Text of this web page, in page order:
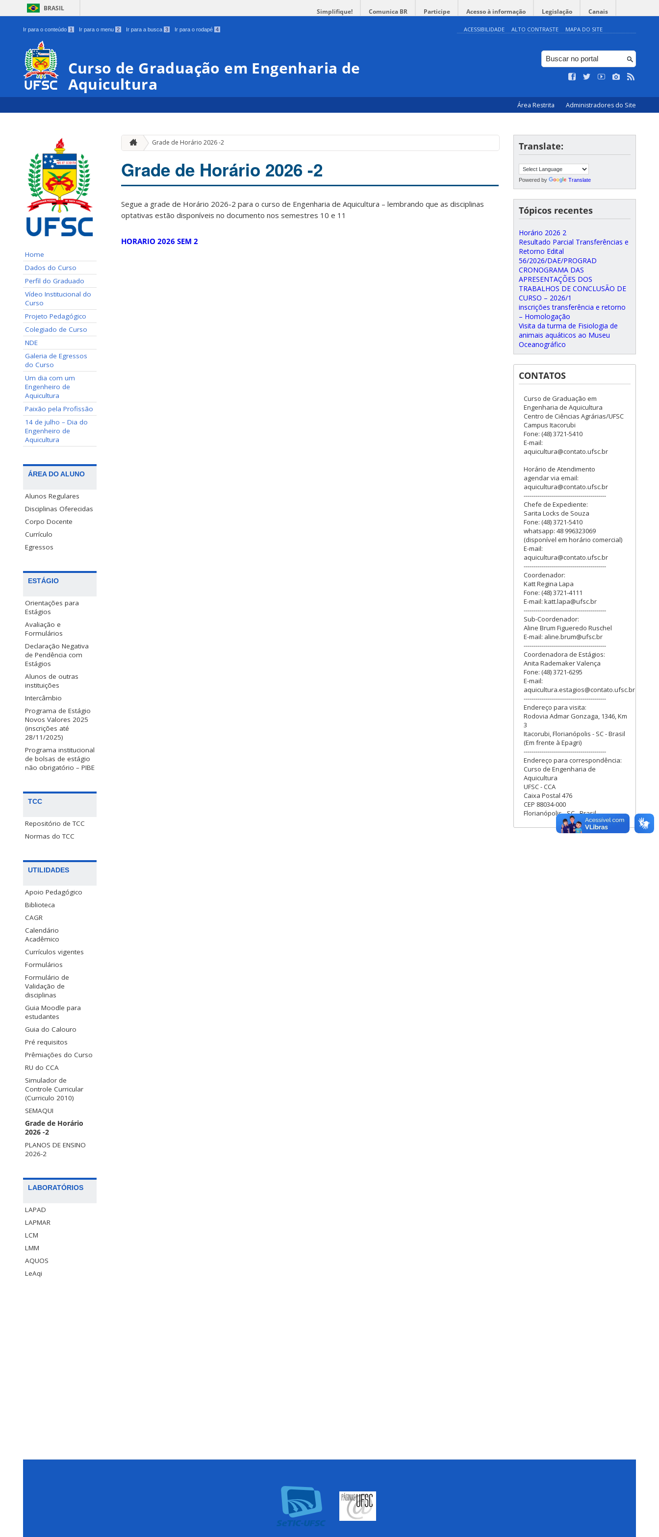
BRASIL Simplifique! Comunica BR Participe Acesso à informação Legislação Canais
Ir para o conteúdo 1 Ir para o menu 2 Ir para a busca 3 Ir para o rodapé 4 ACESSIBILIDADE ALTO CONTRASTE MAPA DO SITE
Curso de Graduação em Engenharia de
Aquicultura
Área Restrita Administradores do Site
Home
Dados do Curso
Perfil do Graduado
Vídeo Institucional do
Curso
Projeto Pedagógico
Colegiado de Curso
NDE
Galeria de Egressos
do Curso
Um dia com um
Engenheiro de
Aquicultura
Paixão pela Profissão
14 de julho – Dia do
Engenheiro de
Aquicultura
ÁREA DO ALUNO
Alunos Regulares
Disciplinas Oferecidas
Corpo Docente
Currículo
Egressos
ESTÁGIO
Orientações para
Estágios
Avaliação e
Formulários
Declaração Negativa
de Pendência com
Estágios
Alunos de outras
instituições
Intercâmbio
Programa de Estágio
Novos Valores 2025
(inscrições até
28/11/2025)
Programa institucional
de bolsas de estágio
não obrigatório – PIBE
TCC
Repositório de TCC
Normas do TCC
UTILIDADES
Apoio Pedagógico
Biblioteca
CAGR
Calendário
Acadêmico
Currículos vigentes
Formulários
Formulário de
Validação de
disciplinas
Guia Moodle para
estudantes
Guia do Calouro
Pré requisitos
Prêmiações do Curso
RU do CCA
Simulador de
Controle Curricular
(Curriculo 2010)
SEMAQUI
Grade de Horário
2026 -2
PLANOS DE ENSINO
2026-2
LABORATÓRIOS
LAPAD
LAPMAR
LCM
LMM
AQUOS
LeAqi
Grade de Horário 2026 -2
Grade de Horário 2026 -2
Segue a grade de Horário 2026-2 para o curso de Engenharia de Aquicultura – lembrando que as disciplinas
optativas estão disponíveis no documento nos semestres 10 e 11
HORARIO 2026 SEM 2
Translate:
Powered by Translate
Tópicos recentes
Horário 2026 2
Resultado Parcial Transferências e
Retorno Edital
56/2026/DAE/PROGRAD
CRONOGRAMA DAS
APRESENTAÇÕES DOS
TRABALHOS DE CONCLUSÃO DE
CURSO – 2026/1
inscrições transferência e retorno
– Homologação
Visita da turma de Fisiologia de
animais aquáticos ao Museu
Oceanográfico
CONTATOS
Curso de Graduação em
Engenharia de Aquicultura
Centro de Ciências Agrárias/UFSC
Campus Itacorubi
Fone: (48) 3721-5410
E-mail:
aquicultura@contato.ufsc.br
Horário de Atendimento
agendar via email:
aquicultura@contato.ufsc.br
------------------------------------------
Chefe de Expediente:
Sarita Locks de Souza
Fone: (48) 3721-5410
whatsapp: 48 996323069
(disponível em horário comercial)
E-mail:
aquicultura@contato.ufsc.br
------------------------------------------
Coordenador:
Katt Regina Lapa
Fone: (48) 3721-4111
E-mail: katt.lapa@ufsc.br
------------------------------------------
Sub-Coordenador:
Aline Brum Figueredo Ruschel
E-mail: aline.brum@ufsc.br
------------------------------------------
Coordenadora de Estágios:
Anita Rademaker Valença
Fone: (48) 3721-6295
E-mail:
aquicultura.estagios@contato.ufsc.br
------------------------------------------
Endereço para visita:
Rodovia Admar Gonzaga, 1346, Km
3
Itacorubi, Florianópolis - SC - Brasil
(Em frente à Epagri)
------------------------------------------
Endereço para correspondência:
Curso de Engenharia de
Aquicultura
UFSC - CCA
Caixa Postal 476
CEP 88034-000
Florianópolis - SC - Brasil